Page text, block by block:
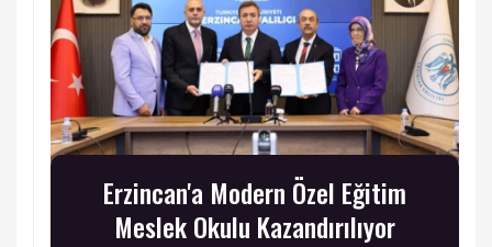
Erzincan'a Modern Özel Eğitim
Meslek Okulu Kazandırılıyor